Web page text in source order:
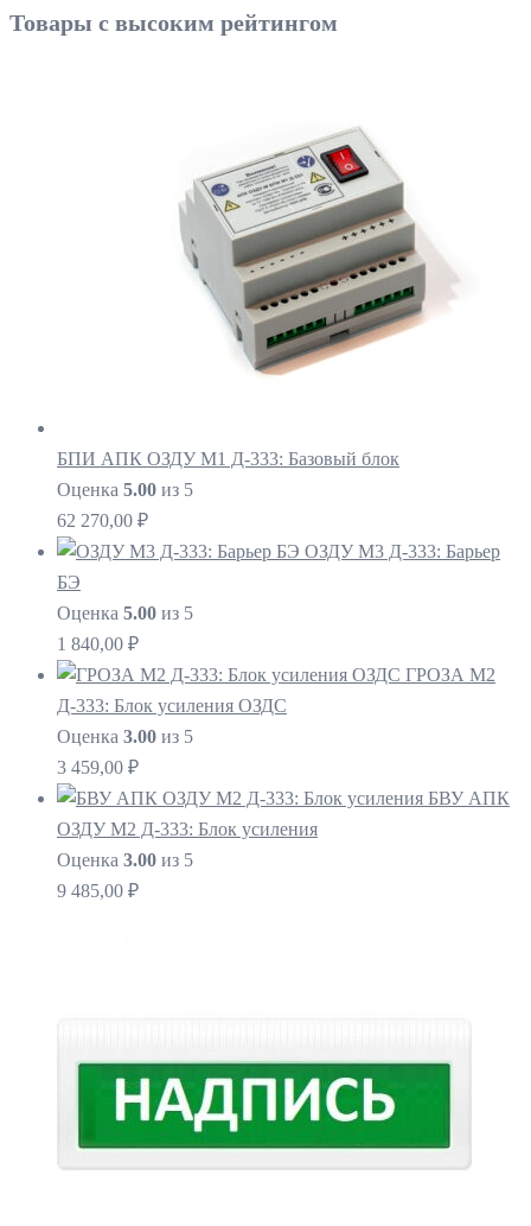
Товары с высоким рейтингом
БПИ АПК ОЗДУ М1 Д-333: Базовый блок
Оценка 5.00 из 5
62 270,00 ₽
ОЗДУ М3 Д-333: Барьер
БЭ
Оценка 5.00 из 5
1 840,00 ₽
ГРОЗА М2
Д-333: Блок усиления ОЗДС
Оценка 3.00 из 5
3 459,00 ₽
БВУ АПК
ОЗДУ М2 Д-333: Блок усиления
Оценка 3.00 из 5
9 485,00 ₽